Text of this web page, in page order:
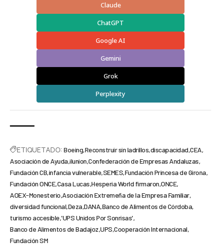
Claude
ChatGPT
Google AI
Gemini
Grok
Perplexity
ETIQUETADO: Boeing Reconstruir sin ladrillos discapacidad CEA
Asociación de Ayuda ilunion Confederación de Empresas Andaluzas
Fundación CB infancia vulnerable SEMES Fundación Princesa de Girona
Fundación ONCE Casa Lucas Hesperia World firmaron ONCE
AOEX-Monesterio Asociación Extremeña de la Empresa Familiar
diversidad funcional Deza DANA Banco de Alimentos de Córdoba
turismo accesible 'UPS Unidos Por Sonrisas'
Banco de Alimentos de Badajoz UPS Cooperación Internacional
Fundación SM